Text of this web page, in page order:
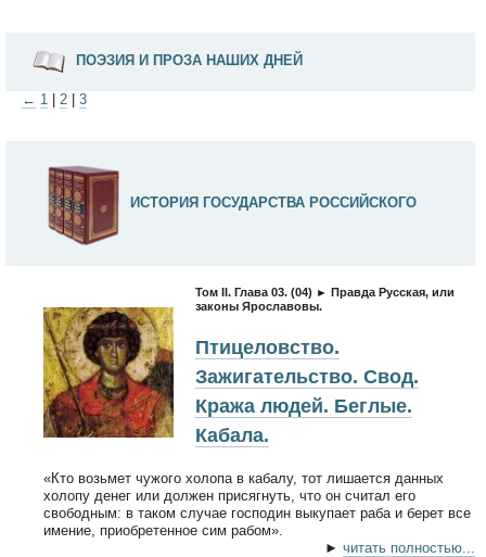
ПОЭЗИЯ И ПРОЗА НАШИХ ДНЕЙ
← 1 2 3
ИСТОРИЯ ГОСУДАРСТВА РОССИЙСКОГО
Том II. Глава 03. (04) ► Правда Русская, или
законы Ярославовы.
Птицеловство.
Зажигательство. Свод.
Кража людей. Беглые.
Кабала.
«Кто возьмет чужого холопа в кабалу, тот лишается данных
холопу денег или должен присягнуть, что он считал его
свободным: в таком случае господин выкупает раба и берет все
имение, приобретенное сим рабом».
► читать полностью...